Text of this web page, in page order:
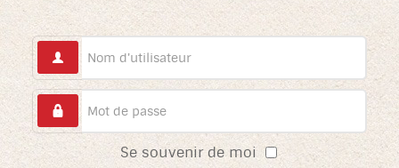
Se souvenir de moi